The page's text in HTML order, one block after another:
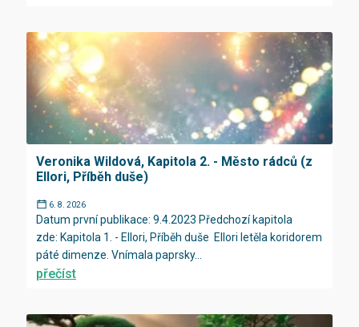
Veronika Wildová, Kapitola 2. - Město rádců (z
Ellori, Příběh duše)
6. 8. 2026
Datum první publikace: 9.4.2023 Předchozí kapitola
zde: Kapitola 1. - Ellori, Příběh duše Ellori letěla koridorem
páté dimenze. Vnímala paprsky...
přečíst